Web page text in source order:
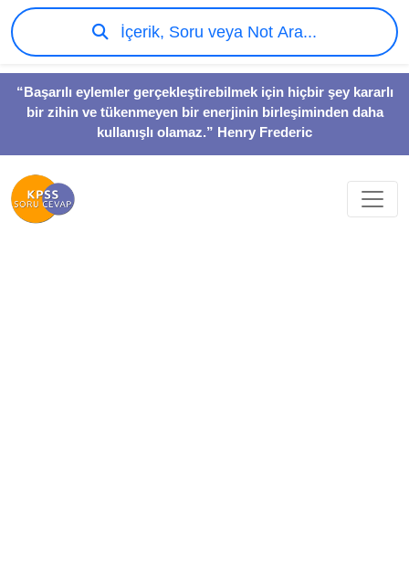
“Başarılı eylemler gerçekleştirebilmek için hiçbir şey kararlı
bir zihin ve tükenmeyen bir enerjinin birleşiminden daha
kullanışlı olamaz.” Henry Frederic
İçerik, Soru veya Not Ara...